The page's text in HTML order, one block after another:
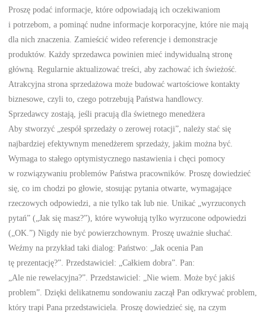
Proszę podać informacje, które odpowiadają ich oczekiwaniom
i potrzebom, a pominąć nudne informacje korporacyjne, które nie mają
dla nich znaczenia. Zamieścić wideo referencje i demonstracje
produktów. Każdy sprzedawca powinien mieć indywidualną stronę
główną. Regularnie aktualizować treści, aby zachować ich świeżość.
Atrakcyjna strona sprzedażowa może budować wartościowe kontakty
biznesowe, czyli to, czego potrzebują Państwa handlowcy.
Sprzedawcy zostają, jeśli pracują dla świetnego menedżera
Aby stworzyć „zespół sprzedaży o zerowej rotacji”, należy stać się
najbardziej efektywnym menedżerem sprzedaży, jakim można być.
Wymaga to stałego optymistycznego nastawienia i chęci pomocy
w rozwiązywaniu problemów Państwa pracowników. Proszę dowiedzieć
się, co im chodzi po głowie, stosując pytania otwarte, wymagające
rzeczowych odpowiedzi, a nie tylko tak lub nie. Unikać „wyrzuconych
pytań” („Jak się masz?”), które wywołują tylko wyrzucone odpowiedzi
(„OK.”) Nigdy nie być powierzchownym. Proszę uważnie słuchać.
Weźmy na przykład taki dialog: Państwo: „Jak ocenia Pan
tę prezentację?”. Przedstawiciel: „Całkiem dobra”. Pan:
„Ale nie rewelacyjna?”. Przedstawiciel: „Nie wiem. Może być jakiś
problem”. Dzięki delikatnemu sondowaniu zaczął Pan odkrywać problem,
który trapi Pana przedstawiciela. Proszę dowiedzieć się, na czym